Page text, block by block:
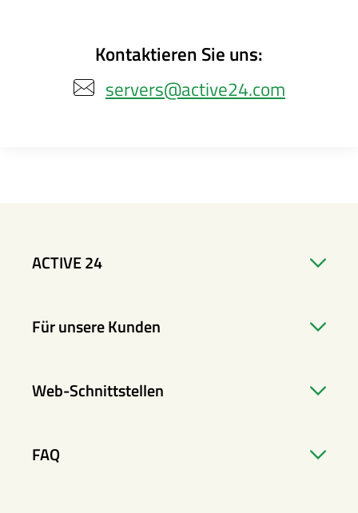
Kontaktieren Sie uns:
servers@active24.com
ACTIVE 24
Für unsere Kunden
Web-Schnittstellen
FAQ